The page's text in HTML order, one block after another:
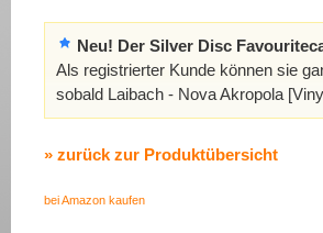
Neu! Der Silver Disc
Als registrierter Kunde können sie
sobald Laibach - Nova Akropola
» zurück zur Produktübersicht
bei Amazon kaufen